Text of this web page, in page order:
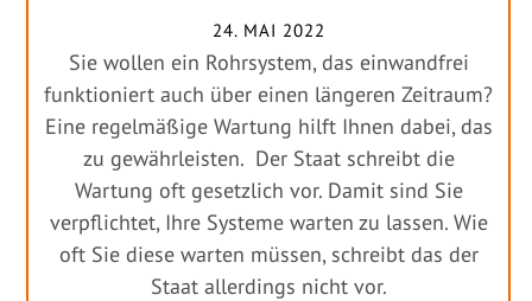
24. MAI 2022
Sie wollen ein Rohrsystem, das einwandfrei
funktioniert auch über einen längeren Zeitraum?
Eine regelmäßige Wartung hilft Ihnen dabei, das
zu gewährleisten. Der Staat schreibt die
Wartung oft gesetzlich vor. Damit sind Sie
verpflichtet, Ihre Systeme warten zu lassen. Wie
oft Sie diese warten müssen, schreibt das der
Staat allerdings nicht vor.